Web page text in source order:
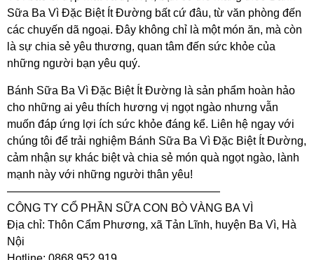
Sữa Ba Vì Đặc Biệt Ít Đường bất cứ đâu, từ văn phòng đến
các chuyến dã ngoại. Đây không chỉ là một món ăn, mà còn
là sự chia sẻ yêu thương, quan tâm đến sức khỏe của
những người bạn yêu quý.
Bánh Sữa Ba Vì Đặc Biệt Ít Đường là sản phẩm hoàn hảo
cho những ai yêu thích hương vị ngọt ngào nhưng vẫn
muốn đáp ứng lợi ích sức khỏe đáng kể. Liên hệ ngay với
chúng tôi để trải nghiệm Bánh Sữa Ba Vì Đặc Biệt Ít Đường,
cảm nhận sự khác biệt và chia sẻ món quà ngọt ngào, lành
mạnh này với những người thân yêu!
———————————————————
CÔNG TY CỔ PHẦN SỮA CON BÒ VÀNG BA VÌ
Địa chỉ: Thôn Cẩm Phương, xã Tản Lĩnh, huyện Ba Vì, Hà
Nội